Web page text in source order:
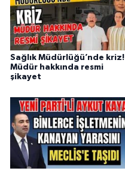
Sağlık Müdürlüğü’nde kriz!
Müdür hakkında resmi
şikayet